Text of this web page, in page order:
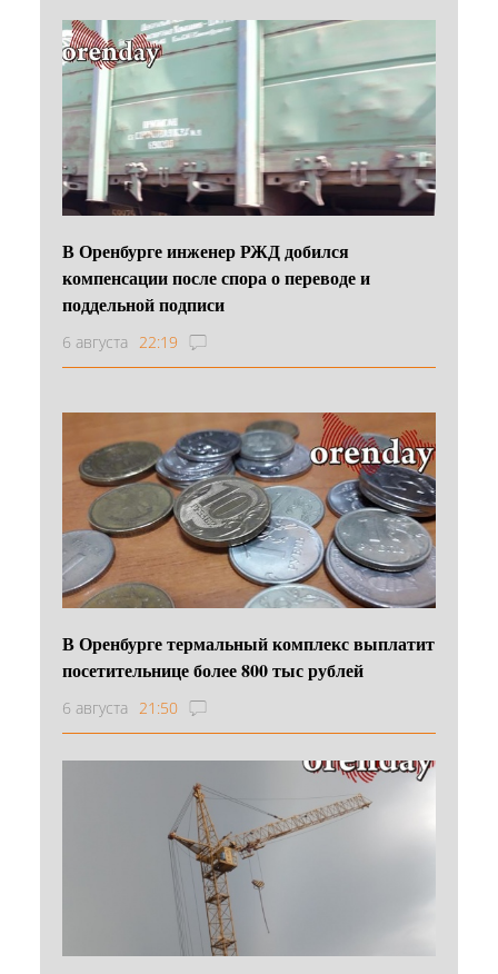
В Оренбурге инженер РЖД добился
компенсации после спора о переводе и
поддельной подписи
6 августа 22:19
В Оренбурге термальный комплекс выплатит
посетительнице более 800 тыс рублей
6 августа 21:50